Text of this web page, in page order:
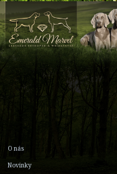
O nás
Novinky